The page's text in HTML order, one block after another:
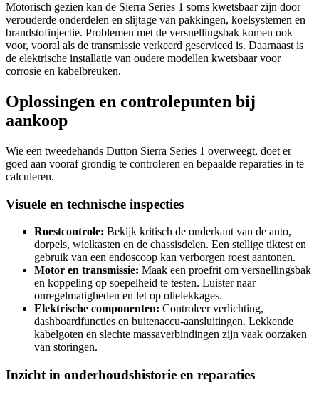
Motorisch gezien kan de Sierra Series 1 soms kwetsbaar zijn door
verouderde onderdelen en slijtage van pakkingen, koelsystemen en
brandstofinjectie. Problemen met de versnellingsbak komen ook
voor, vooral als de transmissie verkeerd geserviced is. Daarnaast is
de elektrische installatie van oudere modellen kwetsbaar voor
corrosie en kabelbreuken.
Oplossingen en controlepunten bij
aankoop
Wie een tweedehands Dutton Sierra Series 1 overweegt, doet er
goed aan vooraf grondig te controleren en bepaalde reparaties in te
calculeren.
Visuele en technische inspecties
Roestcontrole: Bekijk kritisch de onderkant van de auto,
dorpels, wielkasten en de chassisdelen. Een stellige tiktest en
gebruik van een endoscoop kan verborgen roest aantonen.
Motor en transmissie: Maak een proefrit om versnellingsbak
en koppeling op soepelheid te testen. Luister naar
onregelmatigheden en let op olielekkages.
Elektrische componenten: Controleer verlichting,
dashboardfuncties en buitenaccu-aansluitingen. Lekkende
kabelgoten en slechte massaverbindingen zijn vaak oorzaken
van storingen.
Inzicht in onderhoudshistorie en reparaties